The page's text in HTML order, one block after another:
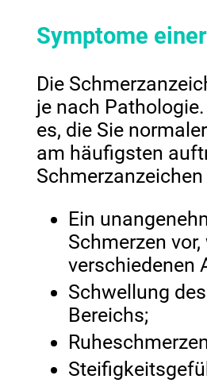
Symptome
Die
je nach
es, die Sie
am häufigsten
Ein
Schmerzen
verschiedenen
Schwellung
Bereichs;